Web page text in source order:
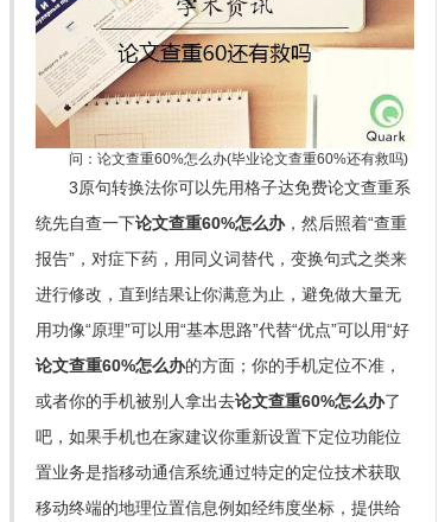
硕士论文
博士论文
问：论文查重60%怎么办(毕业论文查重60%还有救吗)
3原句转换法你可以先用格子达免费论文查重系
统先自查一下论文查重60%怎么办，然后照着“查重
报告”，对症下药，用同义词替代，变换句式之类来
进行修改，直到结果让你满意为止，避免做大量无
用功像“原理”可以用“基本思路”代替“优点”可以用“好
论文查重60%怎么办的方面；你的手机定位不准，
或者你的手机被别人拿出去论文查重60%怎么办了
吧，如果手机也在家建议你重新设置下定位功能位
置业务是指移动通信系统通过特定的定位技术获取
移动终端的地理位置信息例如经纬度坐标，提供给